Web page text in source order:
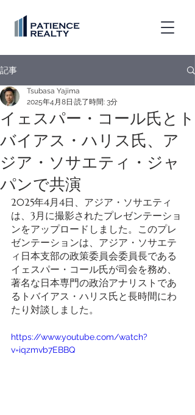
記事
イェスパー・コール氏とト
バイアス・ハリス氏、ア
ジア・ソサエティ・ジャ
パンで共演
Tsubasa Yajima
2025年4月8日 読了時間: 3分
2025年4月4日、アジア・ソサエティ
は、3月に撮影されたプレゼンテーショ
ンをアップロードしました。このプレ
ゼンテーションは、アジア・ソサエテ
ィ日本支部の政策委員会委員長である
イェスパー・コール氏が司会を務め、
著名な日本専門の政治アナリストであ
るトバイアス・ハリス氏と長時間にわ
たり対談しました。
https://www.youtube.com/watch?
v=iqzmvb7EBBQ